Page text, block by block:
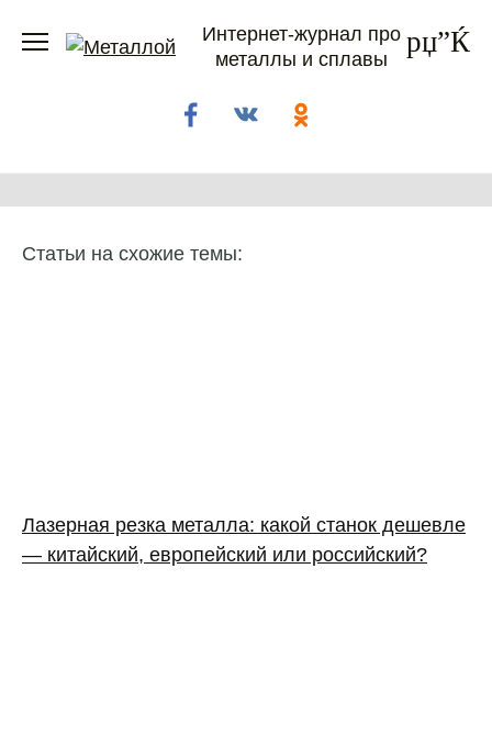
Интернет-журнал про
металлы и сплавы
Статьи на схожие темы:
Лазерная резка металла: какой станок дешевле
— китайский, европейский или российский?